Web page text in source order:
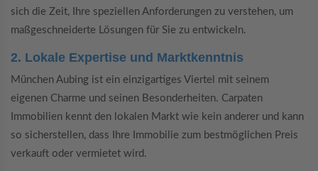
sich die Zeit, Ihre speziellen Anforderungen zu verstehen, um
maßgeschneiderte Lösungen für Sie zu entwickeln.
2. Lokale Expertise und Marktkenntnis
München Aubing ist ein einzigartiges Viertel mit seinem
eigenen Charme und seinen Besonderheiten. Carpaten
Immobilien kennt den lokalen Markt wie kein anderer und kann
so sicherstellen, dass Ihre Immobilie zum bestmöglichen Preis
verkauft oder vermietet wird.